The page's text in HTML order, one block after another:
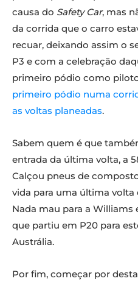
causa do Safety Car, mas
da corrida que o carro
recuar, deixando assim o
P3 e com a celebração
primeiro pódio como
primeiro pódio numa
as voltas planeadas.
Sabem quem é que
entrada da última volta, a
Calçou pneus de
vida para uma última volta
Nada mau para a Williams
que partiu em P20 para
Austrália.
Por fim, começar por